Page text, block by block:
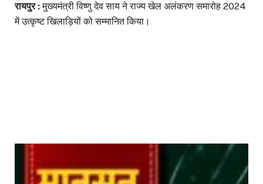
रायपुर :मुख्यमंत्री विष्णु देव साय ने राज्य खेल अलंकरण समारोह 2024
में उत्कृष्ट खिलाड़ियों को सम्मानित किया।